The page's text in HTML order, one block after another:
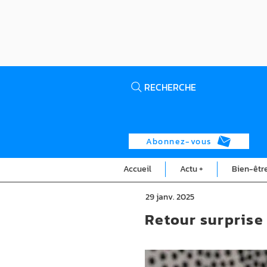
RECHERCHE
Abonnez-vous
Accueil Actu + Bien-
29 janv. 2025
Retour